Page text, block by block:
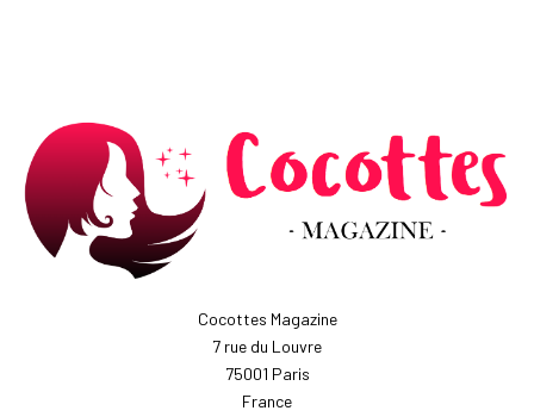
Cocottes Magazine
7 rue du Louvre
75001 Paris
France